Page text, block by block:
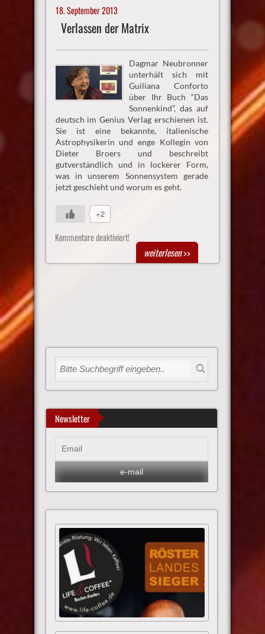
18. September 2013
Verlassen der Matrix
Dagmar Neubronner
unterhält sich mit
Guiliana Conforto
über Ihr Buch “Das
Sonnenkind”, das auf
deutsch im Genius Verlag erschienen ist.
Sie ist eine bekannte, italienische
Astrophysikerin und enge Kollegin von
Dieter Broers und beschreibt
gutverständlich und in lockerer Form,
was in unserem Sonnensystem gerade
jetzt geschieht und worum es geht.
+2
Kommentare deaktiviert!
weiterlesen>>
Newsletter